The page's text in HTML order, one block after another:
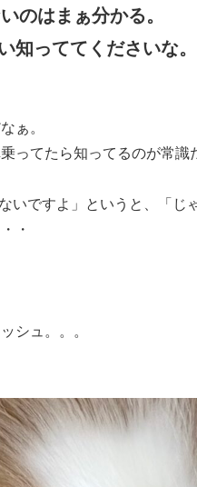
のはまぁ分かる。
知っててくださいな。
ぁ。
ってたら知ってるのが常識
いですよ」というと、「
・
シュ。。。